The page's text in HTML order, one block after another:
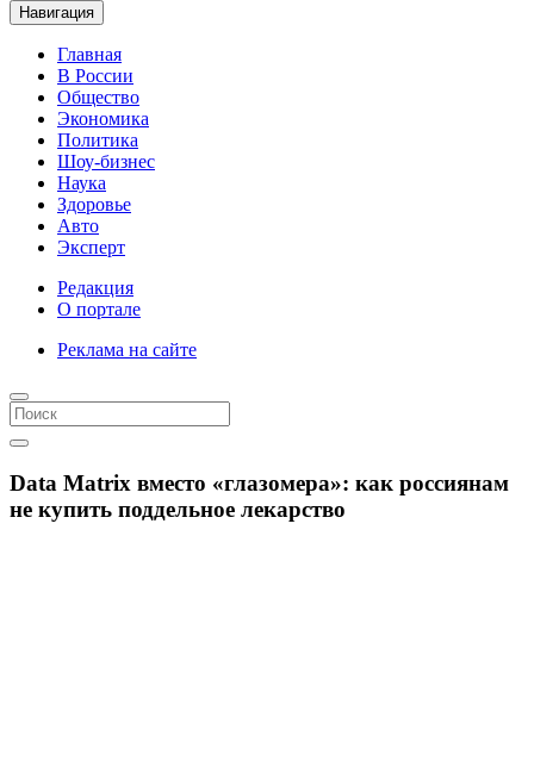
Навигация
Главная
В России
Общество
Экономика
Политика
Шоу-бизнес
Наука
Здоровье
Авто
Эксперт
Редакция
О портале
Реклама на сайте
Data Matrix вместо «глазомера»: как россиянам
не купить поддельное лекарство